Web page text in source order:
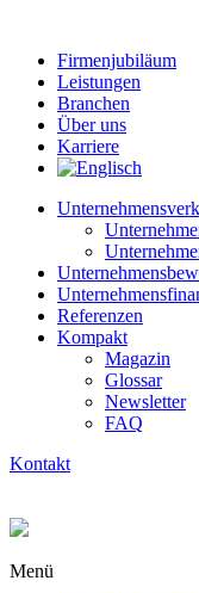
Firmenjubiläum
Leistungen
Branchen
Über uns
Karriere
Referenzen
Kompakt
Magazin
Glossar
Newsletter
FAQ
Kontakt
Menü